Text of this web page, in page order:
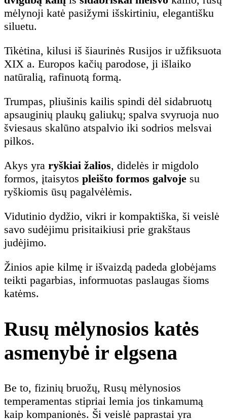
mėlynoji katė pasižymi išskirtiniu, elegantišku
siluetu.
Tikėtina, kilusi iš šiaurinės Rusijos ir užfiksuota
XIX a. Europos kačių parodose, ji išlaiko
natūralią, rafinuotą formą.
Trumpas, pliušinis kailis spindi dėl sidabruotų
apsauginių plaukų galiukų; spalva svyruoja nuo
šviesaus skalūno atspalvio iki sodrios melsvai
pilkos.
Akys yra ryškiai žalios, didelės ir migdolo
formos, įtaisytos pleišto formos galvoje su
ryškiomis ūsų pagalvėlėmis.
Vidutinio dydžio, vikri ir kompaktiška, ši veislė
savo sudėjimu prisitaikiusi prie grakštaus
judėjimo.
Žinios apie kilmę ir išvaizdą padeda globėjams
teikti pagarbias, informuotas paslaugas šioms
katėms.
Rusų mėlynosios katės
asmenybė ir elgsena
Be to, fizinių bruožų, Rusų mėlynosios
temperamentas stipriai lemia jos tinkamumą
kaip kompanionės. Ši veislė paprastai yra